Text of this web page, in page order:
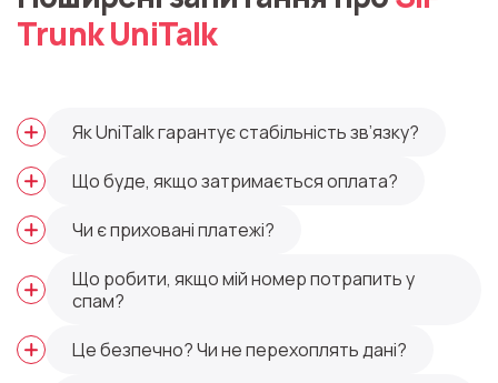
Trunk UniTalk
Як UniTalk гарантує стабільність зв’язку?
Що буде, якщо затримається оплата?
Чи є приховані платежі?
Що робити, якщо мій номер потрапить у
спам?
Це безпечно? Чи не перехоплять дані?